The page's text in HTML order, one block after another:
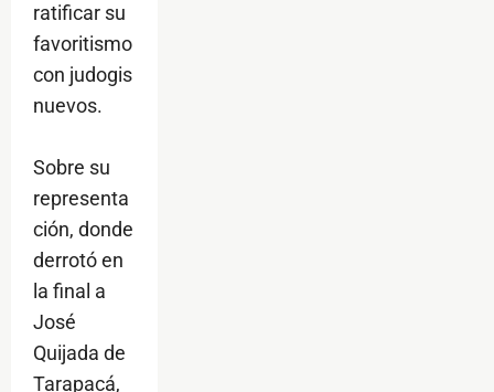
ratificar su
favoritismo
con judogis
nuevos.
Sobre su
representa
ción, donde
derrotó en
la final a
José
Quijada de
Tarapacá,